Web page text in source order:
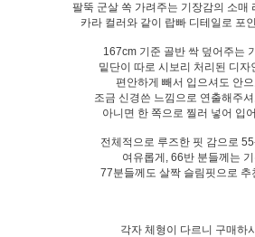
팔뚝 군살 쏙 가려주는 기장감의 소매
카라 컬러와 같이 랍빠 디테일로 포
167cm 기준 골반 싹 덮어주는
밑단이 따로 시보리 처리된 디자
편안하게 빼서 입으셔도 안
조금 신경쓴 느낌으로 연출해주
아니면 한 쪽으로 찔러 넣어 입
전체적으로 루즈한 핏 감으로
여유롭게, 66반 분들께는
77분들께도 살짝 슬림핏으로 추
각자 체형이 다르니 구매하